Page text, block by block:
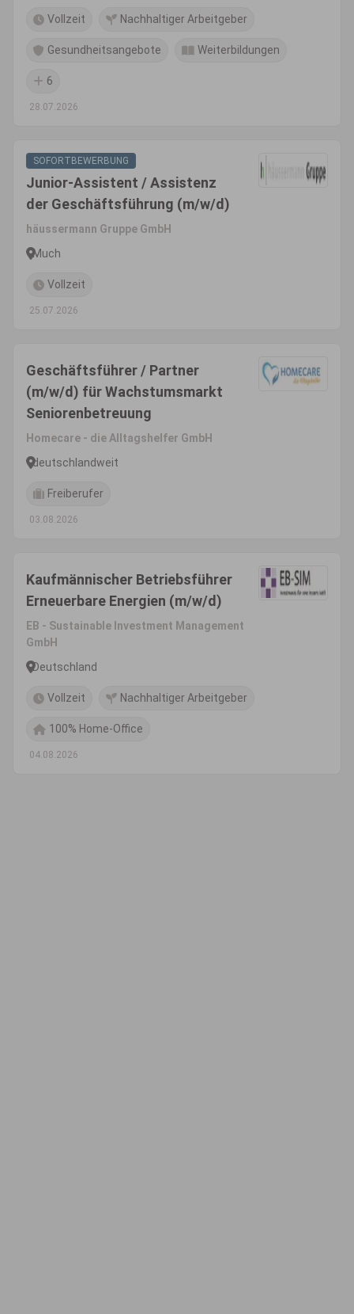
Vollzeit Nachhaltiger Arbeitgeber
Gesundheitsangebote Weiterbildungen
6
28.07.2026
SOFORTBEWERBUNG
Junior-Assistent / Assistenz
der Geschäftsführung (m/w/d)
häussermann Gruppe GmbH
Much
Vollzeit
25.07.2026
Geschäftsführer / Partner
(m/w/d) für Wachstumsmarkt
Seniorenbetreuung
Homecare - die Alltagshelfer GmbH
deutschlandweit
Freiberufer
03.08.2026
Kaufmännischer Betriebsführer
Erneuerbare Energien (m/w/d)
EB - Sustainable Investment Management
GmbH
Deutschland
Vollzeit Nachhaltiger Arbeitgeber
100% Home-Office
04.08.2026